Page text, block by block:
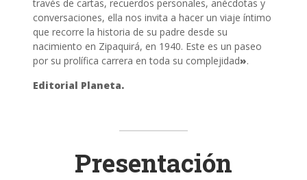
través de cartas, recuerdos personales, anécdotas y
conversaciones, ella nos invita a hacer un viaje íntimo
que recorre la historia de su padre desde su
nacimiento en Zipaquirá, en 1940. Este es un paseo
por su prolífica carrera en toda su complejidad».
Editorial Planeta.
Presentación